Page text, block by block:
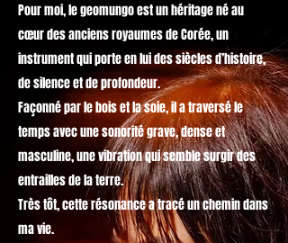
Pour moi, le geomungo est un héritage né au
cœur des anciens royaumes de Corée, un
instrument qui porte en lui des siècles d’histoire,
de silence et de profondeur.
Façonné par le bois et la soie, il a traversé le
temps avec une sonorité grave, dense et
masculine, une vibration qui semble surgir des
entrailles de la terre.
Très tôt, cette résonance a tracé un chemin dans
ma vie.